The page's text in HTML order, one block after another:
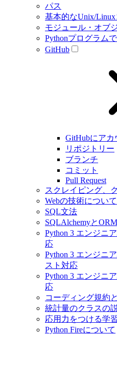
パス
基本的なUnix/Linux
モジュール・オブ
Pythonプログラム
GitHub
GitHubにアカ
リポジトリー
ブランチ
コミット
Pull Request
スクレイピング、
Webの技術について
SQL文法
SQLAlchemyと
Python 3 エンジニ
応
Python 3 エンジニ
スト対応
Python 3 エンジニ
応
コーディング規約
統計量のクラスの
応用力をつける学
Python Fireについて